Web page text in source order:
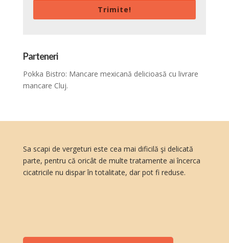
Trimite!
Parteneri
Pokka Bistro: Mancare mexicană delicioasă cu livrare
mancare Cluj.
Sa scapi de vergeturi este cea mai dificilă şi delicată
parte, pentru că oricât de multe tratamente ai încerca
cicatricile nu dispar în totalitate, dar pot fi reduse.